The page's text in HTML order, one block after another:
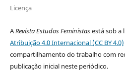
Licença
ARevista Estudos Feministasestá sob a
Atribuição 4.0 Internacional (CC BY 4.0)
compartilhamento do trabalho com
publicação inicial neste periódico.